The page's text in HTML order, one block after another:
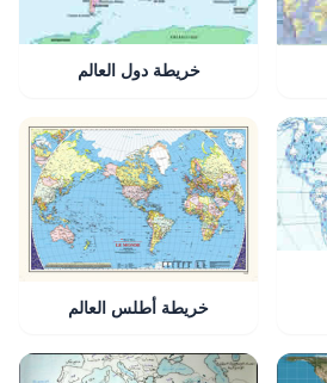
خريطة دول العالم
خريطة أطلس العالم